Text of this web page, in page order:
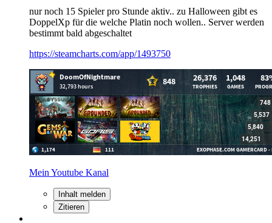
nur noch 15 Spieler pro Stunde aktiv.. zu Halloween gibt es
DoppelXp für die welche Platin noch wollen.. Server werden
bestimmt bald abgeschaltet
https://steamcharts.com/app/1493750
Mein Youtube Kanal
Inhalt melden
Zitieren